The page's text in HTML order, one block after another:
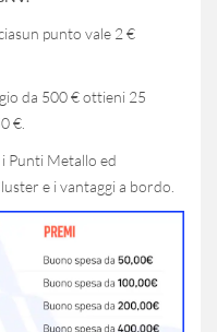
punto vale 2 €
da 500 € ottieni 25
€.
Punti Metallo ed
e i vantaggi a bordo.
parti, impiegati per
nostro sito; cliccando su
le tue scelte
il tasto "Rifiuta"
di cookie diversi da
sul funzionamento
policy